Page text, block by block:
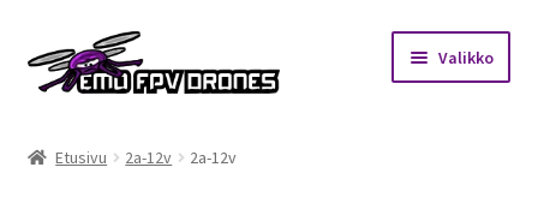
Siirry
navigointiin
Siirry
sisältöön
Valikko
Etusivu 2a-12v 2a-12v